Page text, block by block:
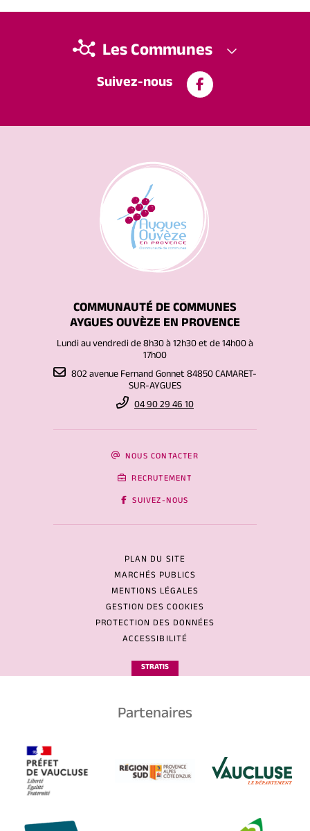
Suivez-nous
Les Communes
COMMUNAUTÉ DE COMMUNES
AYGUES OUVÈZE EN PROVENCE
Lundi au vendredi de 8h30 à 12h30 et de 14h00 à
17h00
802 avenue Fernand Gonnet 84850 CAMARET-
SUR-AYGUES
04 90 29 46 10
NOUS CONTACTER
RECRUTEMENT
SUIVEZ-NOUS
PLAN DU SITE
MARCHÉS PUBLICS
MENTIONS LÉGALES
GESTION DES COOKIES
PROTECTION DES DONNÉES
ACCESSIBILITÉ
STRATIS
Partenaires